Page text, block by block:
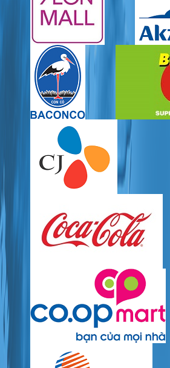
1.3. Cân bồn các loại
2. CÂN CÔNG NGHIỆP (Industrial Scale)
2.1. Cân cơ bản
2.2. Cân tiểu ly, Cân phân tích
2.3. Cân đếm
2.4. Cân bàn
3. CÂN THƯƠNG MẠI (Commercial Scale)
4.1. Đầu cân cơ bản
4.3. Đầu cân chống cháy nổ
4.4. Đầu cân chống nước
5. CẢM BIẾN TẢI (Load cell)
6. HỘP NỐI (Junction Box)